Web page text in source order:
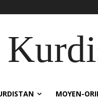
MOYEN-